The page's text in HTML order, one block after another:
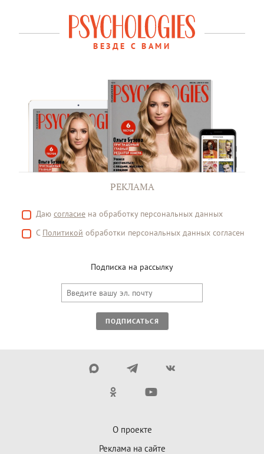
ВЕЗДЕ С ВАМИ
РЕКЛАМА
Даю согласие на обработку персональных данных
С Политикой обработки персональных данных согласен
Подписка на рассылку
ПОДПИСАТЬСЯ
О проекте
Реклама на сайте